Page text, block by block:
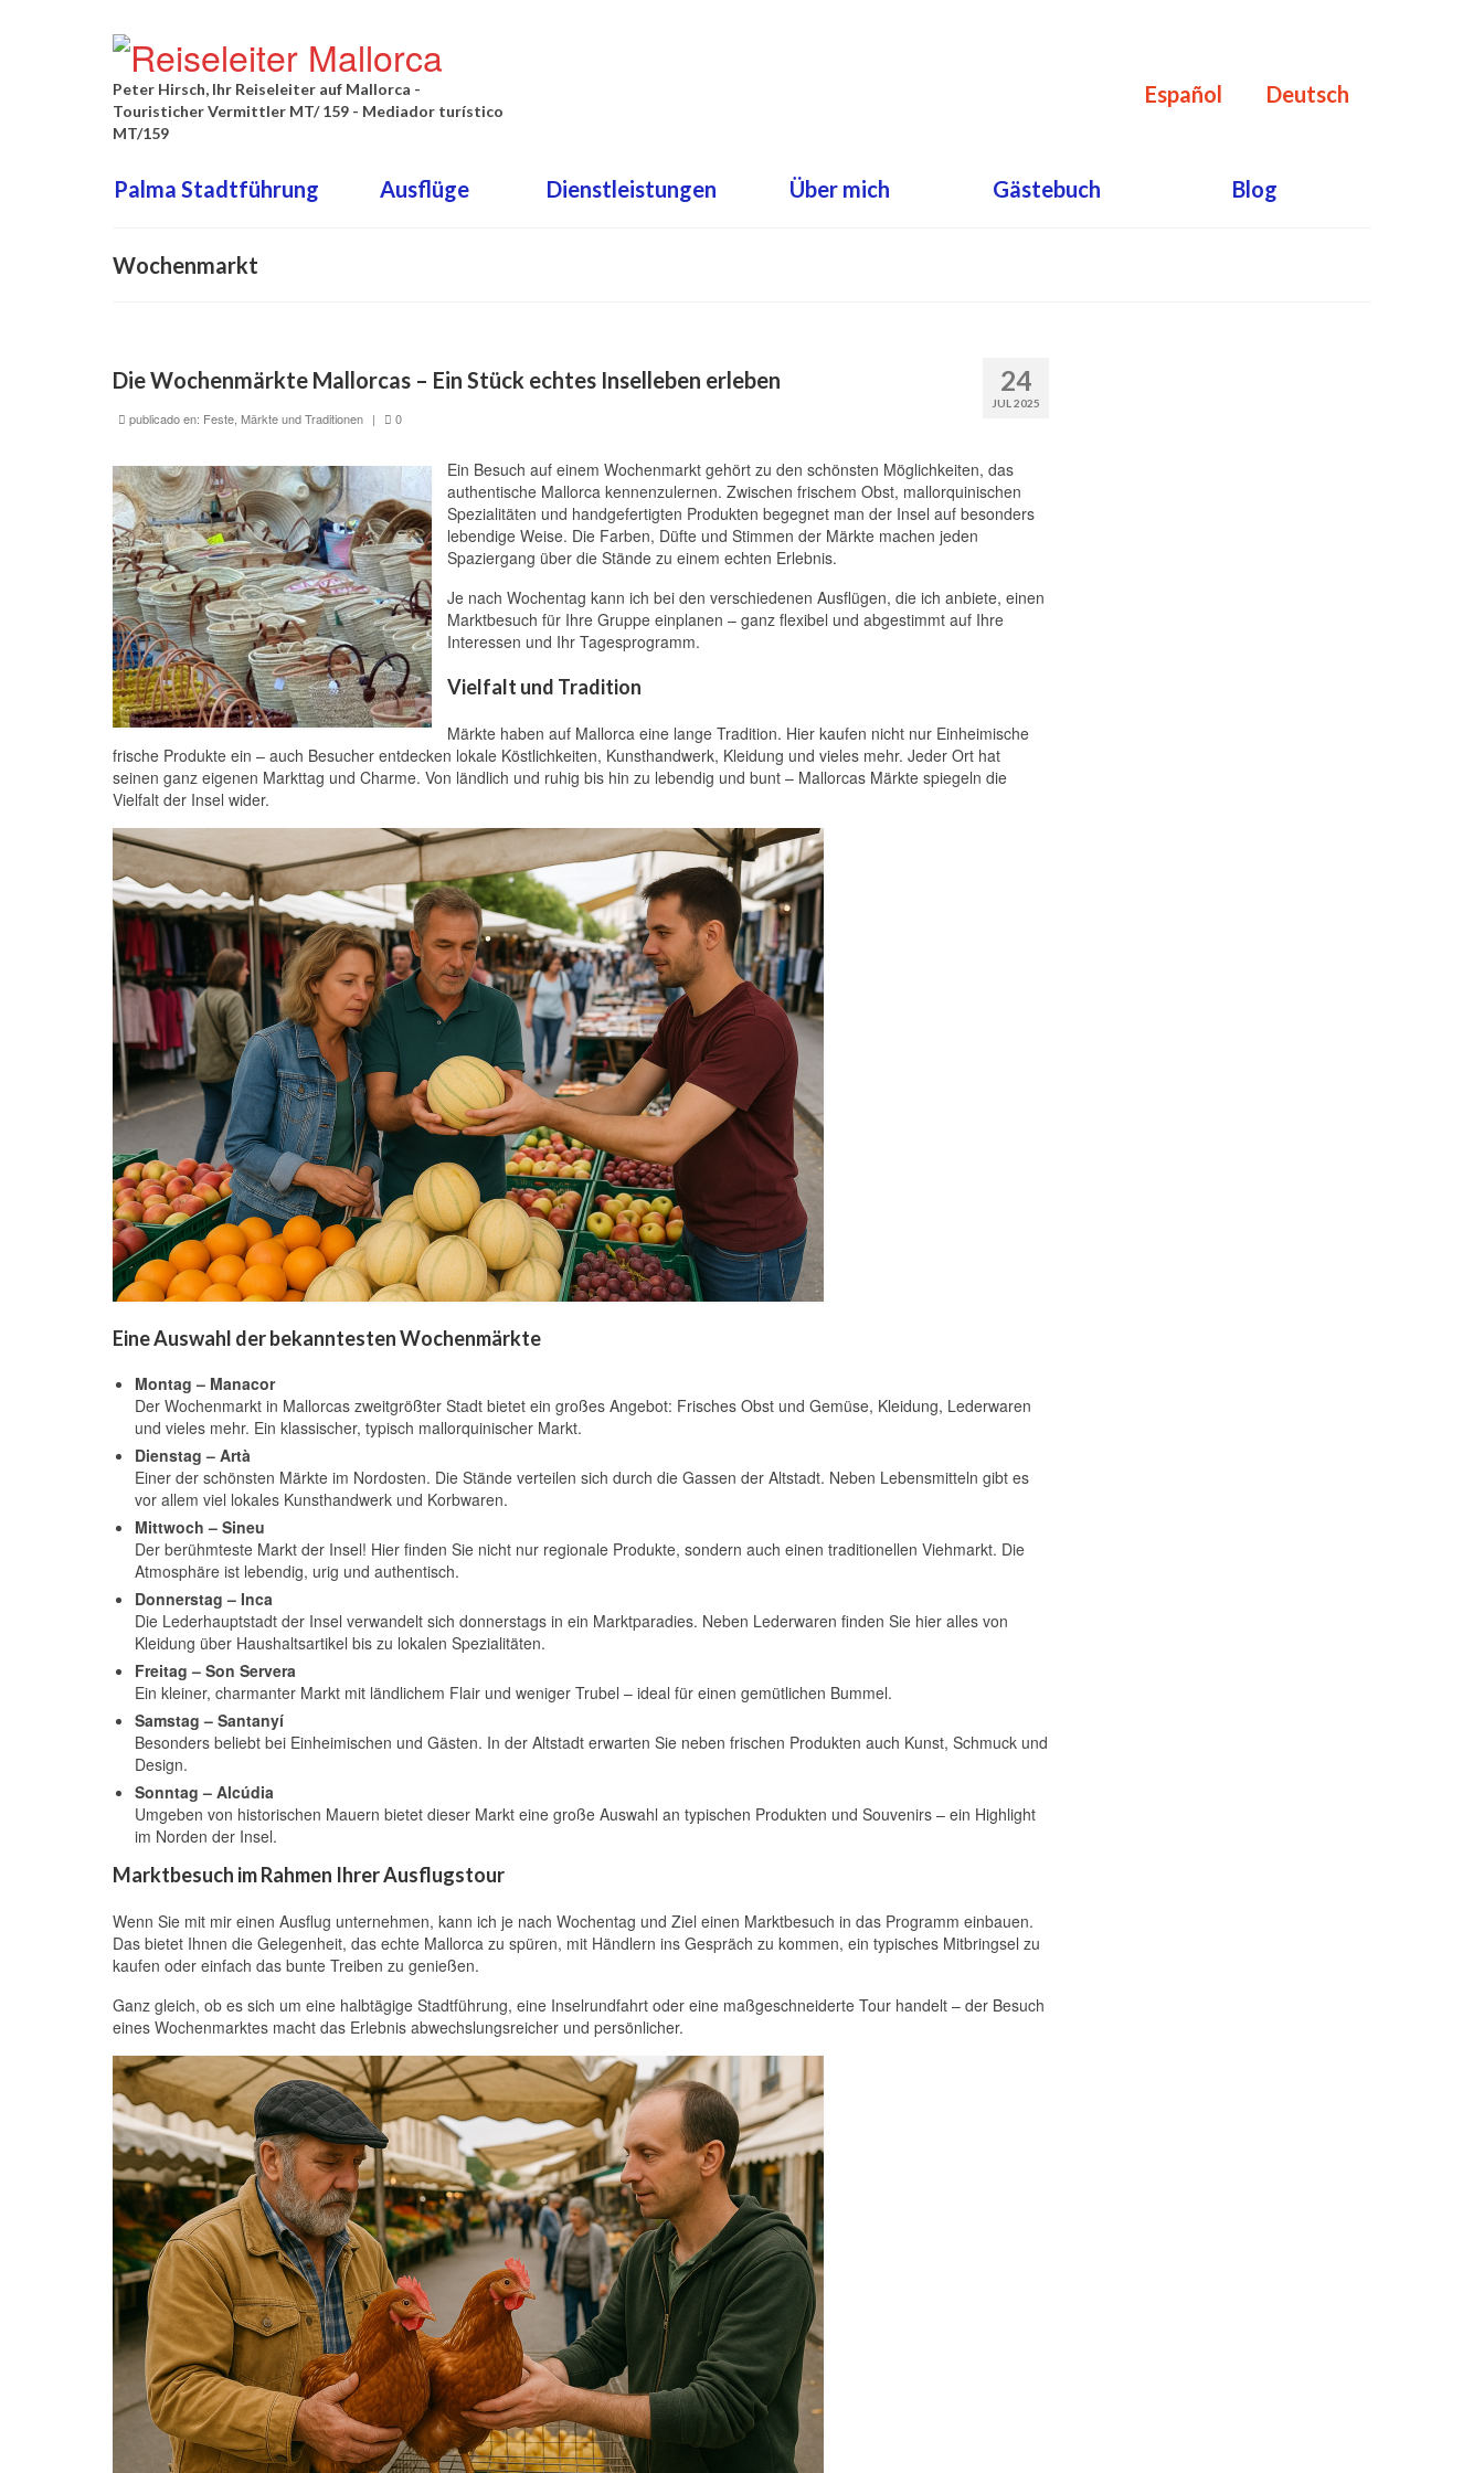
Peter Hirsch, Ihr Reiseleiter auf Mallorca -
Touristicher Vermittler MT/ 159 - Mediador turístico
MT/159
Español Deutsch
Palma Stadtführung Ausflüge Dienstleistungen Über mich Gästebuch Blog
Wochenmarkt
24
JUL 2025
Die Wochenmärkte Mallorcas – Ein Stück echtes Inselleben erleben
publicado en: Feste, Märkte und Traditionen | 0
Ein Besuch auf einem Wochenmarkt gehört zu den schönsten Möglichkeiten, das
authentische Mallorca kennenzulernen. Zwischen frischem Obst, mallorquinischen
Spezialitäten und handgefertigten Produkten begegnet man der Insel auf besonders
lebendige Weise. Die Farben, Düfte und Stimmen der Märkte machen jeden
Spaziergang über die Stände zu einem echten Erlebnis.
Je nach Wochentag kann ich bei den verschiedenen Ausflügen, die ich anbiete, einen
Marktbesuch für Ihre Gruppe einplanen – ganz flexibel und abgestimmt auf Ihre
Interessen und Ihr Tagesprogramm.
Vielfalt und Tradition
Märkte haben auf Mallorca eine lange Tradition. Hier kaufen nicht nur Einheimische
frische Produkte ein – auch Besucher entdecken lokale Köstlichkeiten, Kunsthandwerk, Kleidung und vieles mehr. Jeder Ort hat
seinen ganz eigenen Markttag und Charme. Von ländlich und ruhig bis hin zu lebendig und bunt – Mallorcas Märkte spiegeln die
Vielfalt der Insel wider.
Eine Auswahl der bekanntesten Wochenmärkte
Montag – Manacor
Der Wochenmarkt in Mallorcas zweitgrößter Stadt bietet ein großes Angebot: Frisches Obst und Gemüse, Kleidung, Lederwaren
und vieles mehr. Ein klassischer, typisch mallorquinischer Markt.
Dienstag – Artà
Einer der schönsten Märkte im Nordosten. Die Stände verteilen sich durch die Gassen der Altstadt. Neben Lebensmitteln gibt es
vor allem viel lokales Kunsthandwerk und Korbwaren.
Mittwoch – Sineu
Der berühmteste Markt der Insel! Hier finden Sie nicht nur regionale Produkte, sondern auch einen traditionellen Viehmarkt. Die
Atmosphäre ist lebendig, urig und authentisch.
Donnerstag – Inca
Die Lederhauptstadt der Insel verwandelt sich donnerstags in ein Marktparadies. Neben Lederwaren finden Sie hier alles von
Kleidung über Haushaltsartikel bis zu lokalen Spezialitäten.
Freitag – Son Servera
Ein kleiner, charmanter Markt mit ländlichem Flair und weniger Trubel – ideal für einen gemütlichen Bummel.
Samstag – Santanyí
Besonders beliebt bei Einheimischen und Gästen. In der Altstadt erwarten Sie neben frischen Produkten auch Kunst, Schmuck und
Design.
Sonntag – Alcúdia
Umgeben von historischen Mauern bietet dieser Markt eine große Auswahl an typischen Produkten und Souvenirs – ein Highlight
im Norden der Insel.
Marktbesuch im Rahmen Ihrer Ausflugstour
Wenn Sie mit mir einen Ausflug unternehmen, kann ich je nach Wochentag und Ziel einen Marktbesuch in das Programm einbauen.
Das bietet Ihnen die Gelegenheit, das echte Mallorca zu spüren, mit Händlern ins Gespräch zu kommen, ein typisches Mitbringsel zu
kaufen oder einfach das bunte Treiben zu genießen.
Ganz gleich, ob es sich um eine halbtägige Stadtführung, eine Inselrundfahrt oder eine maßgeschneiderte Tour handelt – der Besuch
eines Wochenmarktes macht das Erlebnis abwechslungsreicher und persönlicher.